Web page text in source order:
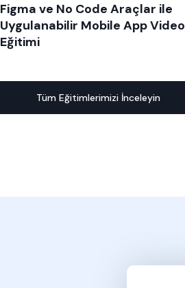
Figma ve No Code Araçlar ile
Uygulanabilir Mobile App Video
Eğitimi
Tüm Eğitimlerimizi İnceleyin